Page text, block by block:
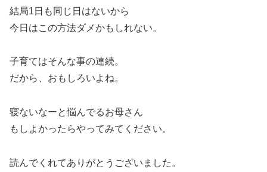
結局1日も同じ日はないから
今日はこの方法ダメかもしれない。
子育てはそんな事の連続。
だから、おもしろいよね。
寝ないなーと悩んでるお母さん
もしよかったらやってみてください。
読んでくれてありがとうございました。